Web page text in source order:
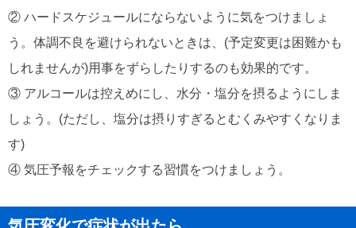
② ハードスケジュールにならないように気をつけましょ
う。体調不良を避けられないときは、(予定変更は困難かも
しれませんが)用事をずらしたりするのも効果的です。
③ アルコールは控えめにし、水分・塩分を摂るようにしま
しょう。(ただし、塩分は摂りすぎるとむくみやすくなりま
す)
④ 気圧予報をチェックする習慣をつけましょう。